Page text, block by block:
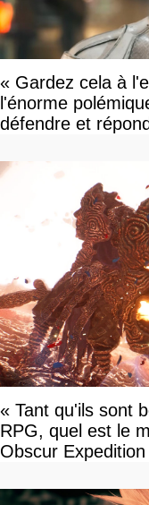
« Gardez cela à
l'énorme
défendre et
« Tant qu'ils sont
RPG, quel est le
Obscur